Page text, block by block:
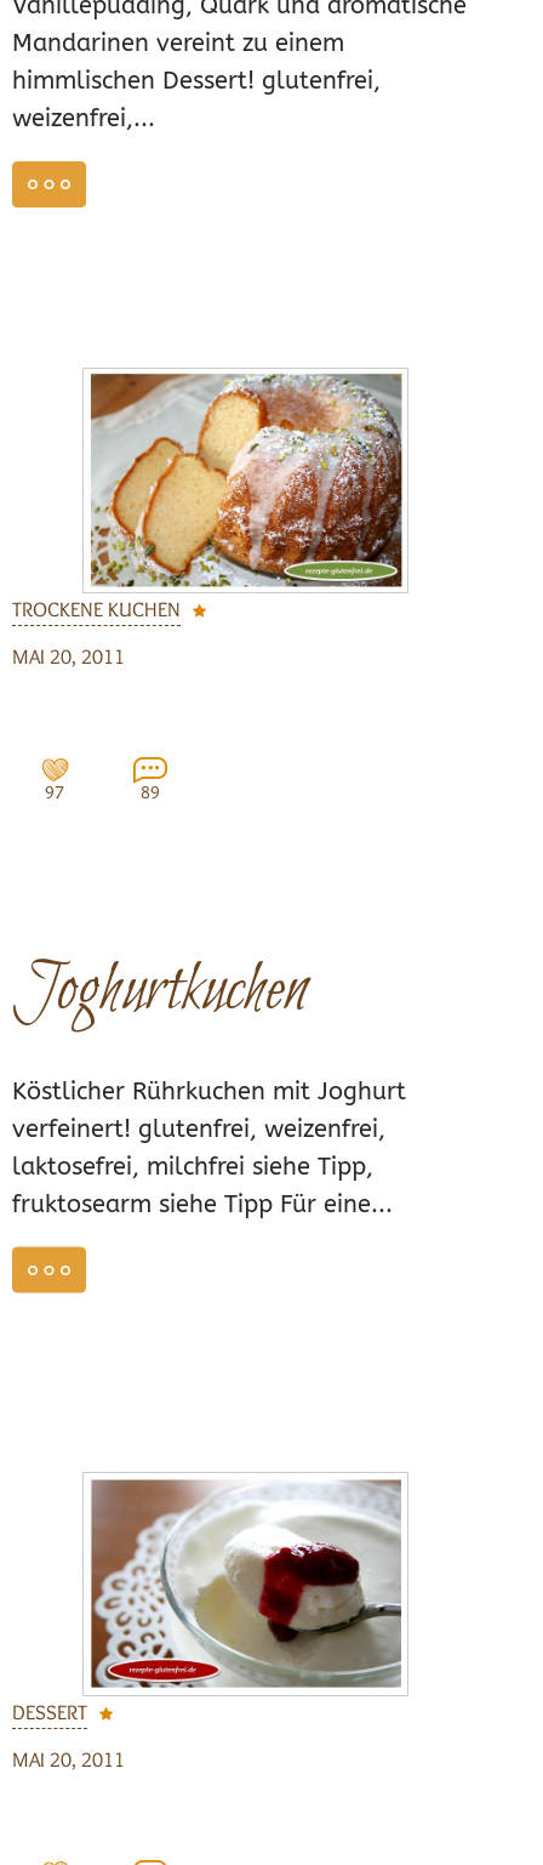
Mandarinen vereint zu einem
himmlischen Dessert! glutenfrei,
weizenfrei,...
TROCKENE KUCHEN
MAI 20, 2011
97 89
Joghurtkuchen
Köstlicher Rührkuchen mit Joghurt
verfeinert! glutenfrei, weizenfrei,
laktosefrei, milchfrei siehe Tipp,
fruktosearm siehe Tipp Für eine...
DESSERT
MAI 20, 2011